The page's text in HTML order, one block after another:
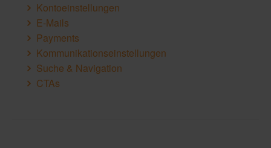
Kontoeinstellungen
E-Mails
Payments
Kommunikationseinstellungen
Suche & Navigation
CTAs